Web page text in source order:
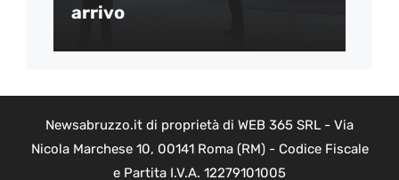
arrivo
Newsabruzzo.it di proprietà di WEB 365 SRL - Via
Nicola Marchese 10, 00141 Roma (RM) - Codice Fiscale
e Partita I.V.A. 12279101005